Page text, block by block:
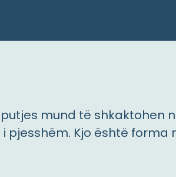
mund të shkaktohen
Kjo është forma